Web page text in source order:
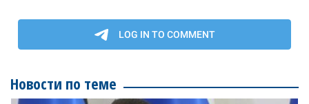
Новости по теме